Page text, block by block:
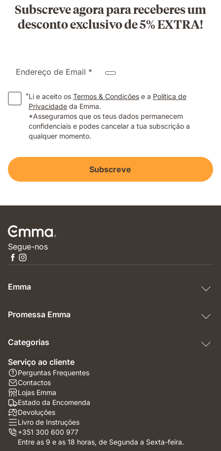
Subscreve agora para receberes um
desconto exclusivo de 5% EXTRA!
Endereço de Email *
*Li e aceito os Termos & Condições e a Política de
Privacidade da Emma.
*Asseguramos que os teus dados permanecem
confidenciais e podes cancelar a tua subscrição a
qualquer momento.
Subscreve
Segue-nos
Emma
Promessa Emma
Categorias
Serviço ao cliente
Perguntas Frequentes
Contactos
Lojas Emma
Estado da Encomenda
Devoluções
Livro de Instruções
+351 300 600 977
Entre as 9 e as 18 horas, de Segunda a Sexta-feira.